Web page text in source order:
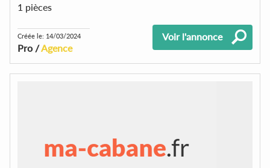
1 pièces
Créée le: 14/03/2024
Pro /Agence
Voir l'annonce